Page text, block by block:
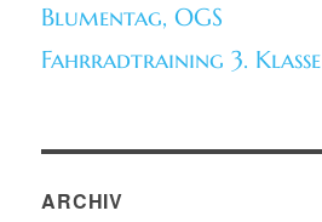
Blumentag, OGS
Fahrradtraining 3. Klasse
ARCHIV